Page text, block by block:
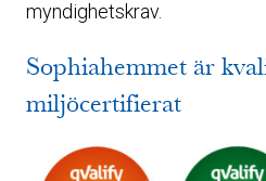
myndighetskrav.
Sophiahemmet är
miljöcertifierat